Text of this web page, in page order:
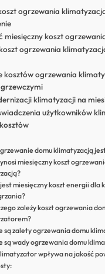
ogrzewania
miesięczny koszt
ogrzewania
kosztów ogrzewania
klimatyzacji na
użytkowników
domu klimatyzacją
miesięczny koszt
miesięczny koszt energii dla
zależy koszt ogrzewania
są zalety ogrzewania domu
są wady ogrzewania domu
wpływa na jakość